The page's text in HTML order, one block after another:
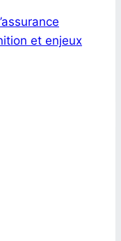
et enjeux